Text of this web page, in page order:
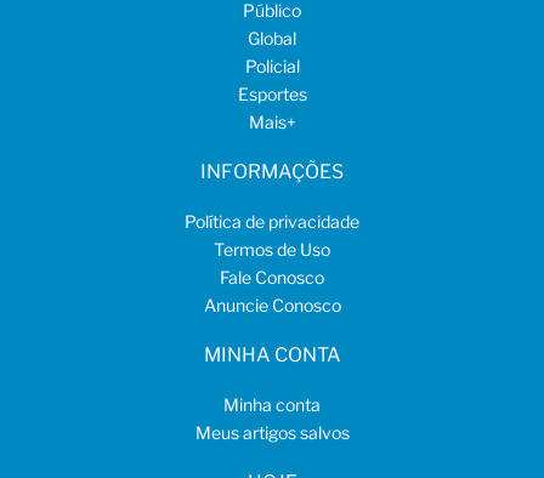
Público
Global
Policial
Esportes
Mais+
INFORMAÇÕES
Política de privacidade
Termos de Uso
Fale Conosco
Anuncie Conosco
MINHA CONTA
Minha conta
Meus artigos salvos